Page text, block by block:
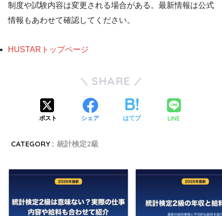
制度や試験内容は変更される場合がある。最新情報は公式
情報もあわせて確認してください。
HUSTARトップページ
SHARE
ポスト シェア はてブ LINE
CATEGORY : 統計検定2級